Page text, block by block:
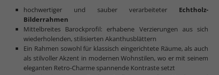
hochwertiger und sauber verarbeiteter Echtholz-
Bilderrahmen
Mittelbreites Barockprofil: erhabene Verzierungen aus sich
wiederholenden, stilisierten Akanthusblättern
Ein Rahmen sowohl für klassisch eingerichtete Räume, als auch
als stilvoller Akzent in modernen Wohnstilen, wo er mit seinem
eleganten Retro-Charme spannende Kontraste setzt